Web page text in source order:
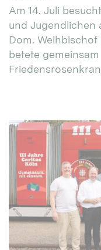
Am 14. Juli
und Jugendlichen
Dom.
betete